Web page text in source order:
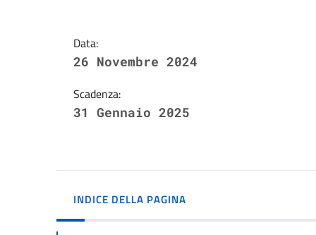
Data:
26 Novembre 2024
Scadenza:
31 Gennaio 2025
INDICE DELLA PAGINA